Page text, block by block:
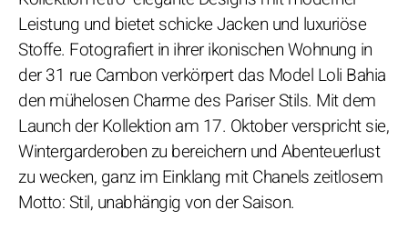
Leistung und bietet schicke Jacken und luxuriöse
Stoffe. Fotografiert in ihrer ikonischen Wohnung in
der 31 rue Cambon verkörpert das Model Loli Bahia
den mühelosen Charme des Pariser Stils. Mit dem
Launch der Kollektion am 17. Oktober verspricht sie,
Wintergarderoben zu bereichern und Abenteuerlust
zu wecken, ganz im Einklang mit Chanels zeitlosem
Motto: Stil, unabhängig von der Saison.